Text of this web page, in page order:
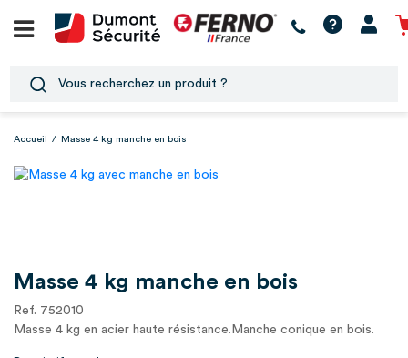
Accueil / Masse 4 kg manche en bois
Masse 4 kg manche en bois
Ref. 752010
Masse 4 kg en acier haute résistance.Manche conique en bois.